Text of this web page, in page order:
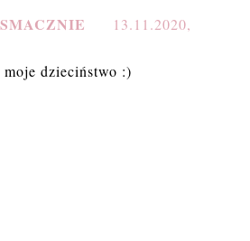
13.11.2020,
dzieciństwo :)